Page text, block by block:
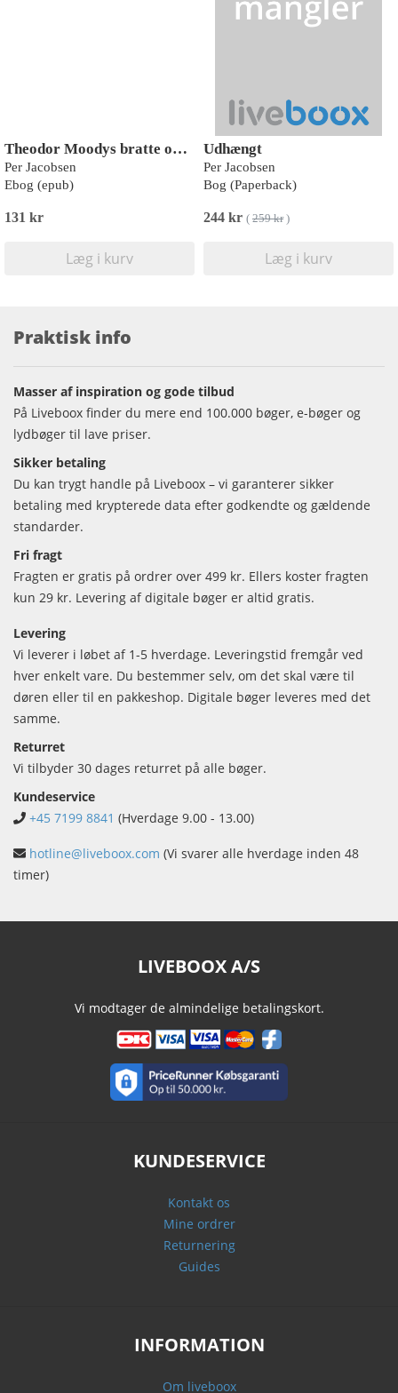
Theodor Moodys bratte opvågning
Per Jacobsen
Ebog (epub)
131 kr
Læg i kurv
Udhængt
Per Jacobsen
Bog (Paperback)
244 kr ( 259 kr)
Læg i kurv
Praktisk info
Masser af inspiration og gode tilbud
På Liveboox finder du mere end 100.000 bøger, e-bøger og
lydbøger til lave priser.
Sikker betaling
Du kan trygt handle på Liveboox – vi garanterer sikker
betaling med krypterede data efter godkendte og gældende
standarder.
Fri fragt
Fragten er gratis på ordrer over 499 kr. Ellers koster fragten
kun 29 kr. Levering af digitale bøger er altid gratis.
Levering
Vi leverer i løbet af 1-5 hverdage. Leveringstid fremgår ved
hver enkelt vare. Du bestemmer selv, om det skal være til
døren eller til en pakkeshop. Digitale bøger leveres med det
samme.
Returret
Vi tilbyder 30 dages returret på alle bøger.
Kundeservice
+45 7199 8841 (Hverdage 9.00 - 13.00)
hotline@liveboox.com (Vi svarer alle hverdage inden 48
timer)
LIVEBOOX A/S
Vi modtager de almindelige betalingskort.
KUNDESERVICE
Kontakt os
Mine ordrer
Returnering
Guides
INFORMATION
Om liveboox